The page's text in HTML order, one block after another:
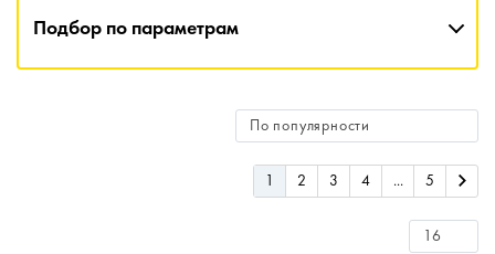
Подбор по параметрам
1 2 3 4 ... 5